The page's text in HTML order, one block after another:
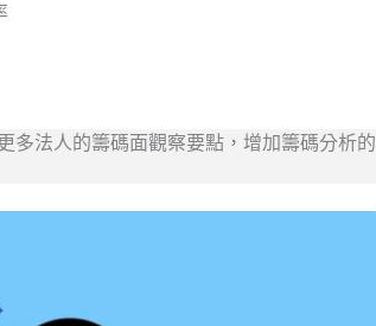
多法人的籌碼面觀察要點，增加籌碼分析的